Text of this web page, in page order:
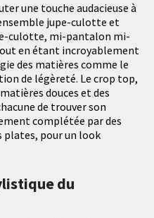
une touche audacieuse à
jupe-culotte et
culotte, mi-pantalon mi-
en étant incroyablement
des matières comme le
de légèreté. Le crop top,
douces et des
de trouver son
complétée par des
plates, pour un look
du